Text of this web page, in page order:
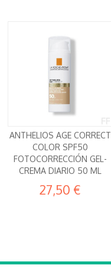
ANTHELIOS AGE CORRECT
COLOR SPF50
FOTOCORRECCIÓN GEL-
CREMA DIARIO 50 ML
27,50 €